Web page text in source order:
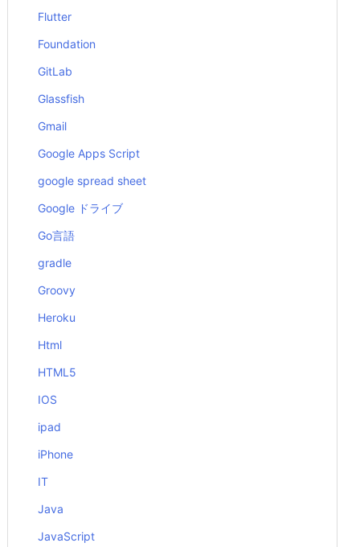
Flutter
Foundation
GitLab
Glassfish
Gmail
Google Apps Script
google spread sheet
Google ドライブ
Go言語
gradle
Groovy
Heroku
Html
HTML5
IOS
ipad
iPhone
IT
Java
JavaScript